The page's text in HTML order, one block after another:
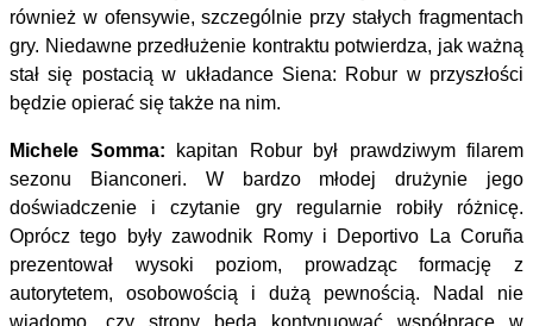
również w ofensywie, szczególnie przy stałych fragmentach
gry. Niedawne przedłużenie kontraktu potwierdza, jak ważną
stał się postacią w układance Siena: Robur w przyszłości
będzie opierać się także na nim.
Michele Somma: kapitan Robur był prawdziwym filarem
sezonu Bianconeri. W bardzo młodej drużynie jego
doświadczenie i czytanie gry regularnie robiły różnicę.
Oprócz tego były zawodnik Romy i Deportivo La Coruña
prezentował wysoki poziom, prowadząc formację z
autorytetem, osobowością i dużą pewnością. Nadal nie
wiadomo, czy strony będą kontynuować współpracę w